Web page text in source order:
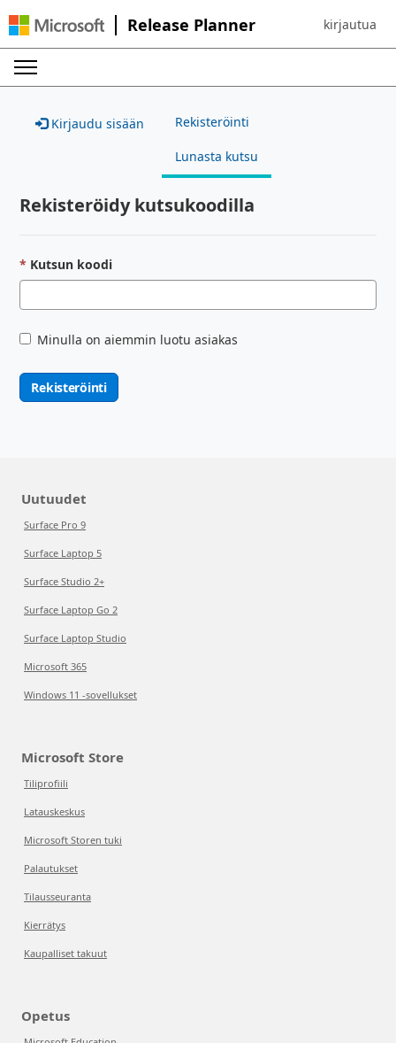
Release Planner Sign in to
kirjautua
Kirjaudu sisään Rekisteröinti
Lunasta kutsu
Rekisteröidy kutsukoodilla
Kutsun koodi
Minulla on aiemmin luotu asiakas
Rekisteröinti
Uutuudet
Surface Pro 9
Surface Laptop 5
Surface Studio 2+
Surface Laptop Go 2
Surface Laptop Studio
Microsoft 365
Windows 11 -sovellukset
Microsoft Store
Tiliprofiili
Latauskeskus
Microsoft Storen tuki
Palautukset
Tilausseuranta
Kierrätys
Kaupalliset takuut
Opetus